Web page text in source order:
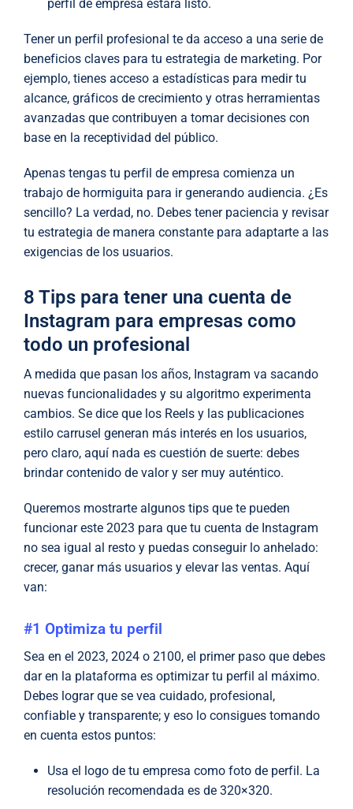
perfil de empresa estará listo.
Tener un perfil profesional te da acceso a una serie de
beneficios claves para tu estrategia de marketing. Por
ejemplo, tienes acceso a estadísticas para medir tu
alcance, gráficos de crecimiento y otras herramientas
avanzadas que contribuyen a tomar decisiones con
base en la receptividad del público.
Apenas tengas tu perfil de empresa comienza un
trabajo de hormiguita para ir generando audiencia. ¿Es
sencillo? La verdad, no. Debes tener paciencia y revisar
tu estrategia de manera constante para adaptarte a las
exigencias de los usuarios.
8 Tips para tener una cuenta de
Instagram para empresas como
todo un profesional
A medida que pasan los años, Instagram va sacando
nuevas funcionalidades y su algoritmo experimenta
cambios. Se dice que los Reels y las publicaciones
estilo carrusel generan más interés en los usuarios,
pero claro, aquí nada es cuestión de suerte: debes
brindar contenido de valor y ser muy auténtico.
Queremos mostrarte algunos tips que te pueden
funcionar este 2023 para que tu cuenta de Instagram
no sea igual al resto y puedas conseguir lo anhelado:
crecer, ganar más usuarios y elevar las ventas. Aquí
van:
#1 Optimiza tu perfil
Sea en el 2023, 2024 o 2100, el primer paso que debes
dar en la plataforma es optimizar tu perfil al máximo.
Debes lograr que se vea cuidado, profesional,
confiable y transparente; y eso lo consigues tomando
en cuenta estos puntos:
Usa el logo de tu empresa como foto de perfil. La
resolución recomendada es de 320×320.